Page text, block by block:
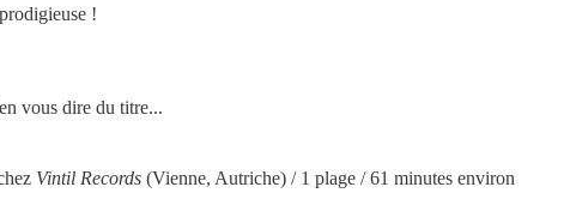
!
vous dire du titre...
Vintil Records (Vienne, Autriche) / 1 plage / 61 minutes environ